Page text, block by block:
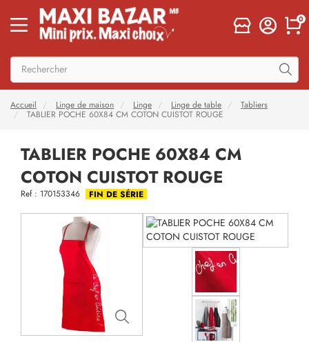
0
Accueil Linge de maison Linge Linge de table
Tabliers
TABLIER POCHE 60X84 CM COTON CUISTOT ROUGE
TABLIER POCHE 60X84 CM
COTON CUISTOT ROUGE
Ref : 170153346 FIN DE SÉRIE